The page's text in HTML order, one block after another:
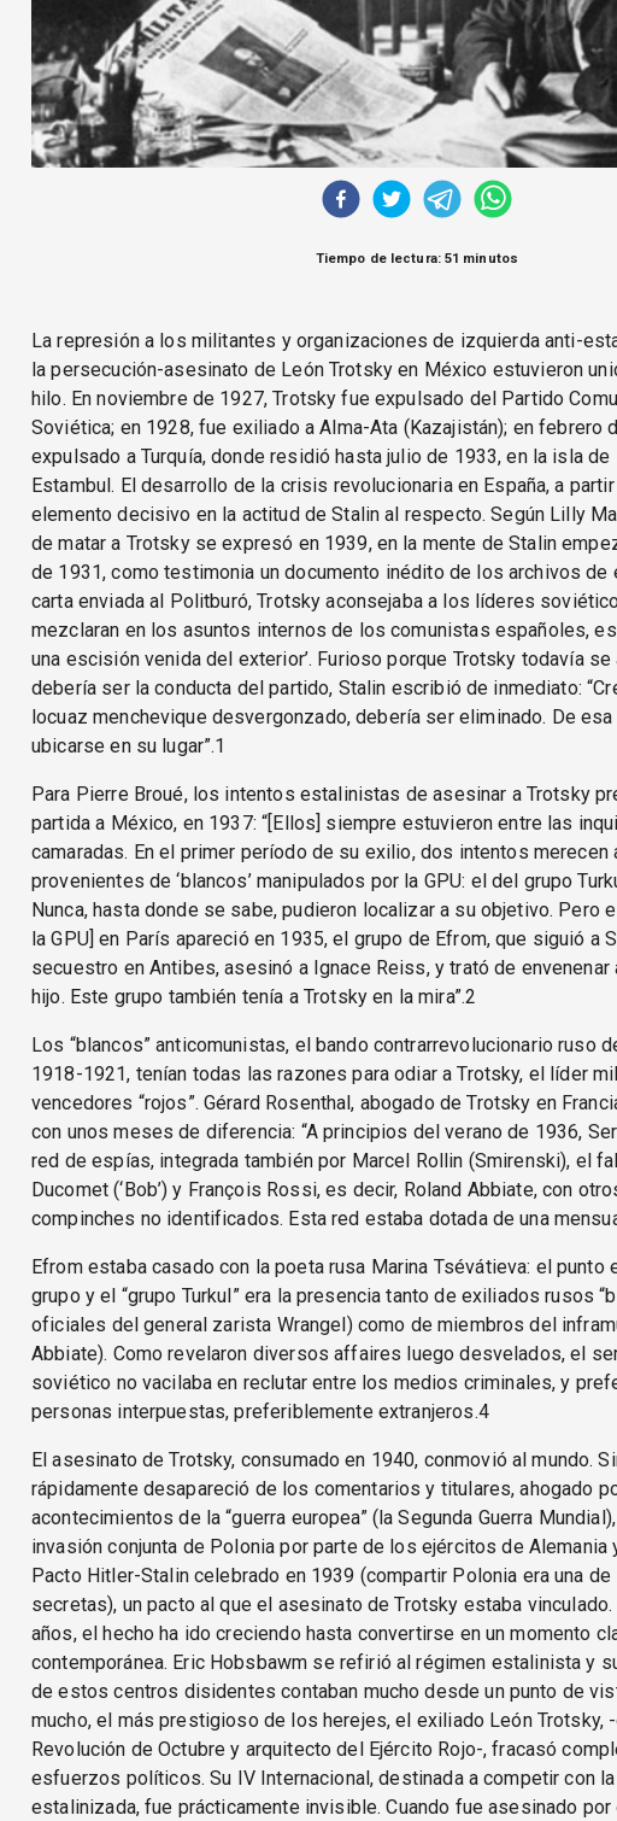
Tiempo de lectura: 51 minutos
La represión a los militantes y organizaciones de izquierda anti-
la persecución-asesinato de León Trotsky en México estuvieron
hilo. En noviembre de 1927, Trotsky fue expulsado del Partido
Soviética; en 1928, fue exiliado a Alma-Ata (Kazajistán); en febrero
expulsado a Turquía, donde residió hasta julio de 1933, en la isla
Estambul. El desarrollo de la crisis revolucionaria en España, a
elemento decisivo en la actitud de Stalin al respecto. Según Lilly
de matar a Trotsky se expresó en 1939, en la mente de Stalin
de 1931, como testimonia un documento inédito de los archivos de
carta enviada al Politburó, Trotsky aconsejaba a los líderes
mezclaran en los asuntos internos de los comunistas españoles, es
una escisión venida del exterior’. Furioso porque Trotsky todavía
debería ser la conducta del partido, Stalin escribió de inmediato:
locuaz menchevique desvergonzado, debería ser eliminado. De
ubicarse en su lugar”.1
Para Pierre Broué, los intentos estalinistas de asesinar a Trotsky
partida a México, en 1937: “[Ellos] siempre estuvieron entre las
camaradas. En el primer período de su exilio, dos intentos merecen
provenientes de ‘blancos’ manipulados por la GPU: el del grupo
Nunca, hasta donde se sabe, pudieron localizar a su objetivo. Pero
la GPU] en París apareció en 1935, el grupo de Efrom, que siguió a
secuestro en Antibes, asesinó a Ignace Reiss, y trató de
hijo. Este grupo también tenía a Trotsky en la mira”.2
Los “blancos” anticomunistas, el bando contrarrevolucionario ruso
1918-1921, tenían todas las razones para odiar a Trotsky, el líder
vencedores “rojos”. Gérard Rosenthal, abogado de Trotsky en
con unos meses de diferencia: “A principios del verano de 1936,
red de espías, integrada también por Marcel Rollin (Smirenski), el
Ducomet (‘Bob’) y François Rossi, es decir, Roland Abbiate, con
compinches no identificados. Esta red estaba dotada de una
Efrom estaba casado con la poeta rusa Marina Tsévátieva: el punto
grupo y el “grupo Turkul” era la presencia tanto de exiliados rusos
oficiales del general zarista Wrangel) como de miembros del
Abbiate). Como revelaron diversos affaires luego desvelados, el
soviético no vacilaba en reclutar entre los medios criminales, y
personas interpuestas, preferiblemente extranjeros.4
El asesinato de Trotsky, consumado en 1940, conmovió al mundo.
rápidamente desapareció de los comentarios y titulares, ahogado
acontecimientos de la “guerra europea” (la Segunda Guerra
invasión conjunta de Polonia por parte de los ejércitos de Alemania
Pacto Hitler-Stalin celebrado en 1939 (compartir Polonia era una
secretas), un pacto al que el asesinato de Trotsky estaba
años, el hecho ha ido creciendo hasta convertirse en un momento
contemporánea. Eric Hobsbawm se refirió al régimen estalinista y
de estos centros disidentes contaban mucho desde un punto de
mucho, el más prestigioso de los herejes, el exiliado León Trotsky,
Revolución de Octubre y arquitecto del Ejército Rojo-, fracasó
esfuerzos políticos. Su IV Internacional, destinada a competir con
estalinizada, fue prácticamente invisible. Cuando fue asesinado por